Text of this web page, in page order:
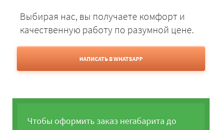
Выбирая нас, вы получаете комфорт и
качественную работу по разумной цене.
НАПИСАТЬ В WHATSAPP
Чтобы оформить заказ негабарита до